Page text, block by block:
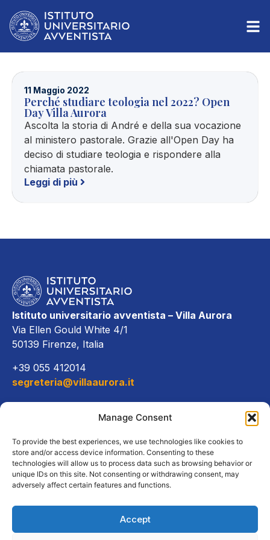
Manage Consent
To provide the best experiences, we use technologies like cookies to
store and/or access device information. Consenting to these
technologies will allow us to process data such as browsing behavior or
unique IDs on this site. Not consenting or withdrawing consent, may
adversely affect certain features and functions.
Accept
11 Maggio 2022
Perché studiare teologia nel 2022? Open
Day Villa Aurora
Ascolta la storia di André e della sua vocazione
al ministero pastorale. Grazie all'Open Day ha
deciso di studiare teologia e rispondere alla
chiamata pastorale.
Leggi di più
Istituto universitario avventista – Villa Aurora
Via Ellen Gould White 4/1
50139 Firenze, Italia
+39 055 412014
segreteria@villaaurora.it
Offerta formativa
Campus e servizi